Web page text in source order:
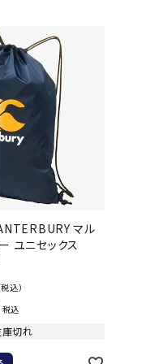
ボールシューズ
ボールウェア
ボール用サポーター
バレーボール）
用品（バレーボール）
アクセサリー
ンニング
ランニングシューズ
スランニングシューズ
Pacific
マル
ユニセックス
税込）
税込
切れ